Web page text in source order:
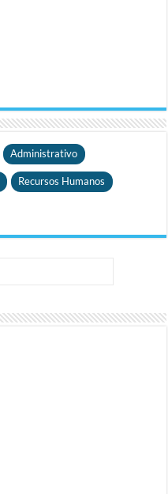
Administrativo
Recursos Humanos